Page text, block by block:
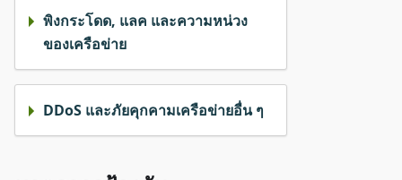
พิงกระโดด, แลค และความหน่วง
ของเครือข่าย
DDoS และภัยคุกคามเครือข่ายอื่น ๆ